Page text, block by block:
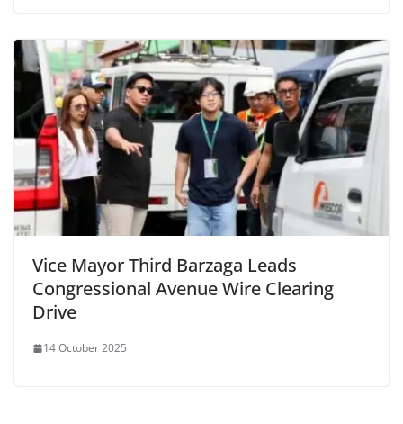
Vice Mayor Third Barzaga Leads
Congressional Avenue Wire Clearing
Drive
14 October 2025